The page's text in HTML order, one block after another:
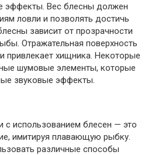
эффекты. Вес блесны должен
ловли и позволять достичь
зависит от прозрачности
Отражательная поверхность
привлекает хищника. Некоторые
шумовые элементы, которые
звуковые эффекты.
с использованием блесен — это
имитируя плавающую рыбку.
различные способы